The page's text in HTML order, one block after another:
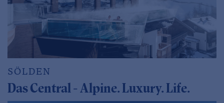
SÖLDEN
Das Central - Alpine. Luxury. Life.